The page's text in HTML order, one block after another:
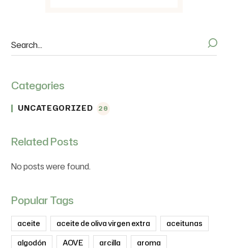
Categories
UNCATEGORIZED 20
Related Posts
No posts were found.
Popular Tags
aceite aceite de oliva virgen extra
aceitunas
algodón
AOVE arcilla
aroma